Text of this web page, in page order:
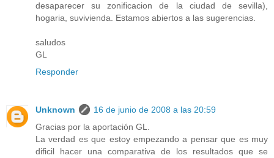
desaparecer su zonificacion de la ciudad de sevilla),
hogaria, suvivienda. Estamos abiertos a las sugerencias.
saludos
GL
Responder
Unknown
16 de junio de 2008 a las 20:59
Gracias por la aportación GL.
La verdad es que estoy empezando a pensar que es muy
dificil hacer una comparativa de los resultados que se